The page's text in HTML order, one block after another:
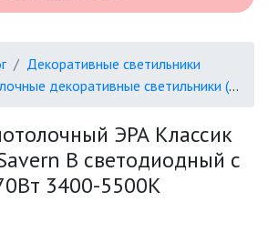
СВЕТИЛЬНИКИ «GEOMETRIA»
ПРОЖЕКТОРЫ
ФОНАРИ
Декоративные светильники
декоративные светильники (SPB-6)
ЭРА Классик
В светодиодный с
3400-5500К